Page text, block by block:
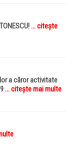
... citește
a căror activitate
... citește mai multe